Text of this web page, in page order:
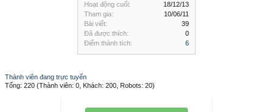
Hoạt động cuối:
18/12/13
Tham gia:
10/06/11
Bài viết:
39
Đã được thích:
0
Điểm thành tích:
6
Thành viên đang trực tuyến
Tổng: 220 (Thành viên: 0, Khách: 200, Robots: 20)